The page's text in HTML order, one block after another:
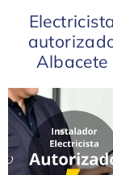
Electricista
Albacete